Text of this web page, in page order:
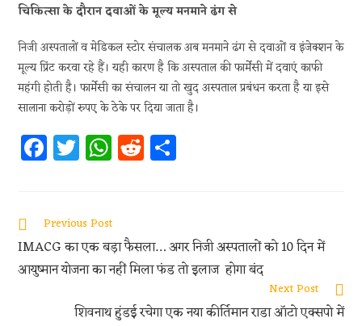
चिकित्सा के दौरान दवाओं के मूल्य मनमाने ढंग से
निजी अस्पतालों व मेडिकल स्टोर संचालक अब मनमाने ढंग से दवाओं व इंजेक्शन के
मूल्य प्रिंट करवा रहे हैं। यही कारण है कि अस्पताल की फार्मेसी में दवाएं काफी
महंगी होती है। फार्मेसी का संचालन या तो खुद अस्पताल प्रबंधन करता है या इसे
सालाना करोड़ों रुपए के ठेके पर दिया जाता है।
Fa
ce
oo
k
T
w
er
W
h
s
A
p
p
R
e
t
Previous Post
IMACG का एक बड़ा फैसला… अगर निजी अस्पतालों को 10 दिन में
आयुष्मान योजना का नहीं मिला फंड तो इलाज होगा बंद
Next Post
शिवनाथ हुंडई रचेगा एक नया कीर्तिमान राडा ऑटो एक्सपो में